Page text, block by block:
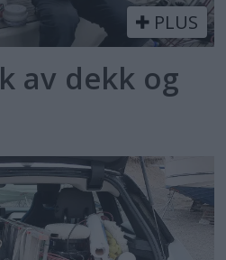
PLUS
av dekk og